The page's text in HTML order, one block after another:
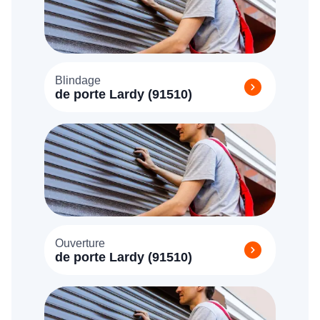
Blindage
de porte Lardy (91510)
Ouverture
de porte Lardy (91510)